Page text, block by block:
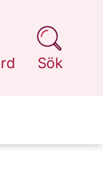
Sök
på 1177.se